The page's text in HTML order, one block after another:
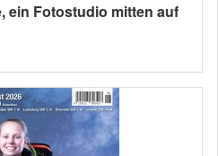
ein Fotostudio mitten auf